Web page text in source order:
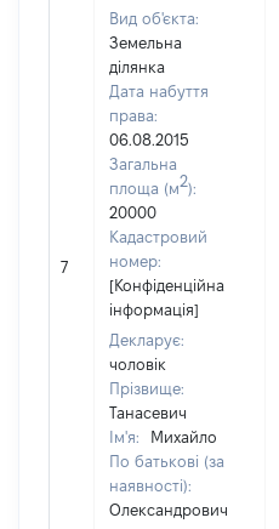
7
Вид об'єкта:
Земельна
ділянка
Дата набуття
права:
06.08.2015
Загальна
площа (м2):
20000
Кадастровий
номер:
[Конфіденційна
інформація]
Декларує:
чоловік
Прізвище:
Танасевич
Ім'я:
Михайло
По батькові (за
наявності):
Олександрович